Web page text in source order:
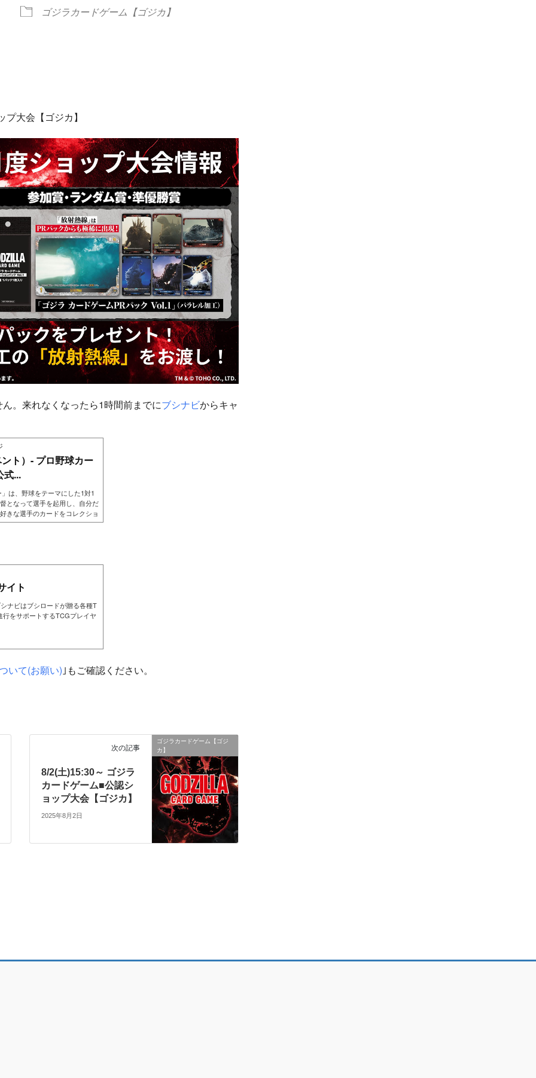
ゴジラカードゲーム【ゴジカ】
大会【ゴジカ】
。来れなくなったら1時間前までにブシナビからキャ
ト）- プロ野球カー
式...
は、野球をテーマにした1対1
となって選手を起用し、自分だ
きな選手のカードをコレクショ
イト
ナビはブシロードが贈る各種T
をサポートするTCGプレイヤ
いて(お願い) ｣もご確認ください。
ゴジラカードゲーム【ゴジ
カ】
次の記事
8/2(土)15:30～ ゴジラ
カードゲーム■公認シ
ョップ大会【ゴジカ】
2025年8月2日